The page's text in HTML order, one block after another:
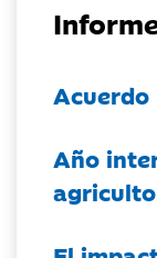
Acuerdo
Año